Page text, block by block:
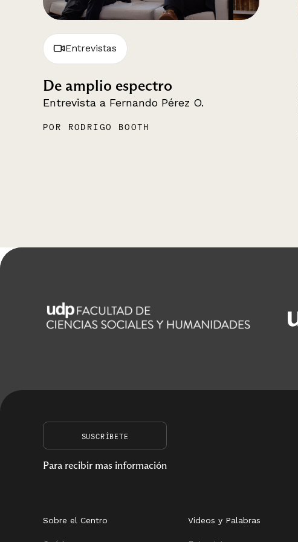
Entrevistas
De amplio espectro
Entrevista a Fernando Pérez O.
POR RODRIGO BOOTH
SUSCRÍBETE
Para recibir mas información
Sobre el Centro Videos y Palabras